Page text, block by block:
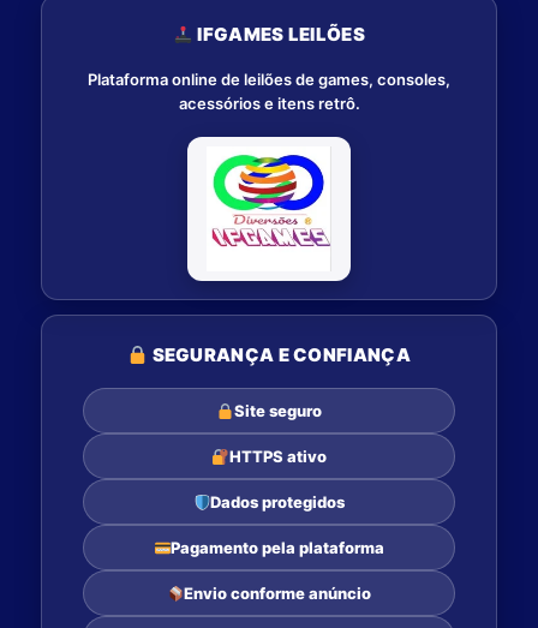
IFGAMES LEILÕES
Plataforma online de leilões de games, consoles,
acessórios e itens retrô.
SEGURANÇA E CONFIANÇA
Site seguro
HTTPS ativo
Dados protegidos
Pagamento pela plataforma
Envio conforme anúncio